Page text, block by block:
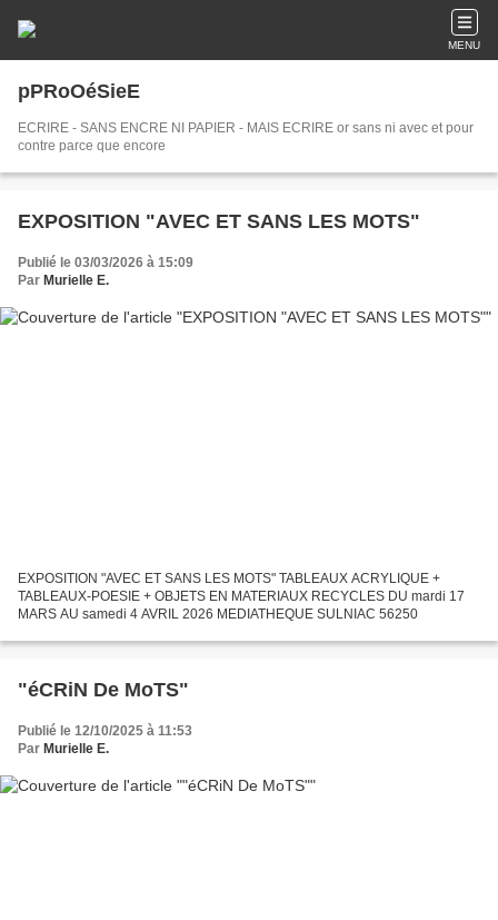
MENU
pPRoOéSieE
ECRIRE - SANS ENCRE NI PAPIER - MAIS ECRIRE or sans ni avec et pour
contre parce que encore
EXPOSITION "AVEC ET SANS LES MOTS"
Publié le 03/03/2026 à 15:09
Par Murielle E.
EXPOSITION "AVEC ET SANS LES MOTS" TABLEAUX ACRYLIQUE +
TABLEAUX-POESIE + OBJETS EN MATERIAUX RECYCLES DU mardi 17
MARS AU samedi 4 AVRIL 2026 MEDIATHEQUE SULNIAC 56250
"éCRiN De MoTS"
Publié le 12/10/2025 à 11:53
Par Murielle E.